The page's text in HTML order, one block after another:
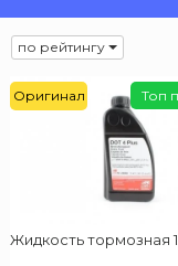
по рейтингу
Жидкость тормозная
Топ
Оригинал